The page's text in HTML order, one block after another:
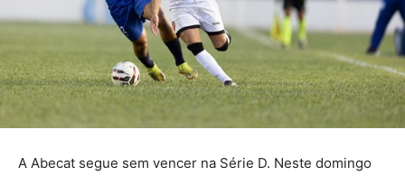
A Abecat segue sem vencer na Série D. Neste domingo